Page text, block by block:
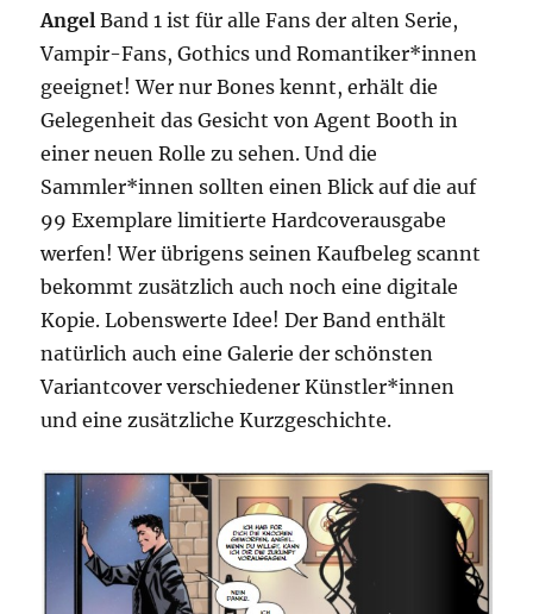
Angel Band 1 ist für alle Fans der alten Serie,
Vampir-Fans, Gothics und Romantiker*innen
geeignet! Wer nur Bones kennt, erhält die
Gelegenheit das Gesicht von Agent Booth in
einer neuen Rolle zu sehen. Und die
Sammler*innen sollten einen Blick auf die auf
99 Exemplare limitierte Hardcoverausgabe
werfen! Wer übrigens seinen Kaufbeleg scannt
bekommt zusätzlich auch noch eine digitale
Kopie. Lobenswerte Idee! Der Band enthält
natürlich auch eine Galerie der schönsten
Variantcover verschiedener Künstler*innen
und eine zusätzliche Kurzgeschichte.